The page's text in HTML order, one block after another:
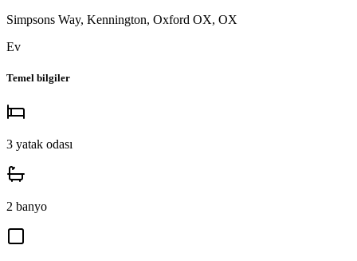
Simpsons Way, Kennington, Oxford OX, OX
Ev
Temel bilgiler
3 yatak odası
2 banyo